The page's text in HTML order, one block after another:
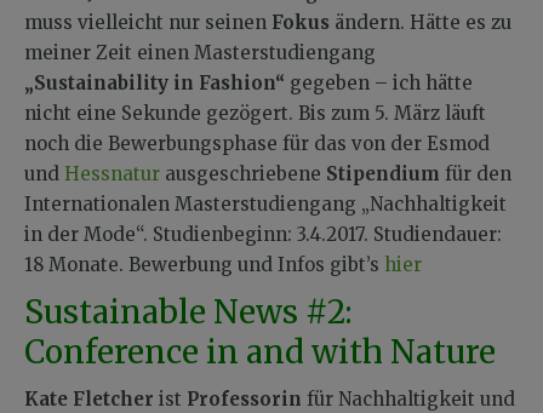
muss vielleicht nur seinen Fokus ändern. Hätte es zu
meiner Zeit einen Masterstudiengang
„Sustainability in Fashion“ gegeben – ich hätte
nicht eine Sekunde gezögert. Bis zum 5. März läuft
noch die Bewerbungsphase für das von der Esmod
und Hessnatur ausgeschriebene Stipendium für den
Internationalen Masterstudiengang „Nachhaltigkeit
in der Mode“. Studienbeginn: 3.4.2017. Studiendauer:
18 Monate. Bewerbung und Infos gibt’s hier
Sustainable News #2:
Conference in and with Nature
Kate Fletcher ist Professorin für Nachhaltigkeit und